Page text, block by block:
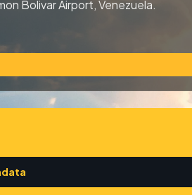
Bolivar Airport, Venezuela.